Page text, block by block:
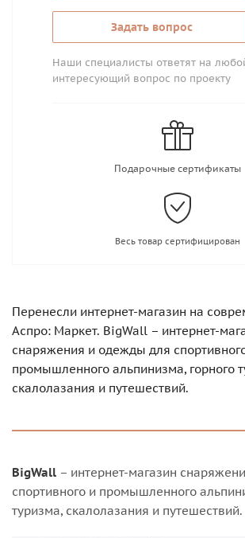
Задать вопрос
Наши специалисты ответят на
интересующий вопрос по проекту
Подарочные сертификаты
Весь товар сертифицирован
Перенесли интернет-магазин на
Аспро: Маркет. BigWall – интернет-
снаряжения и одежды для
промышленного альпинизма, горного
скалолазания и путешествий.
BigWall – интернет-магазин
спортивного и промышленного
туризма, скалолазания и путешествий.